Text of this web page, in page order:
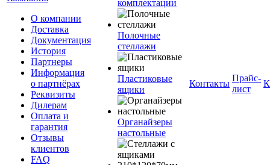
О компании
Доставка
Документация
История
Партнеры
Информация
о партнёрах
Реквизиты
Дилерам
Оплата и
гарантия
Отзывы
клиентов
FAQ
комплектации
Полочные
стеллажи
Пластиковые
ящики
Органайзеры
настольные
Контакты
Прайс-
лист